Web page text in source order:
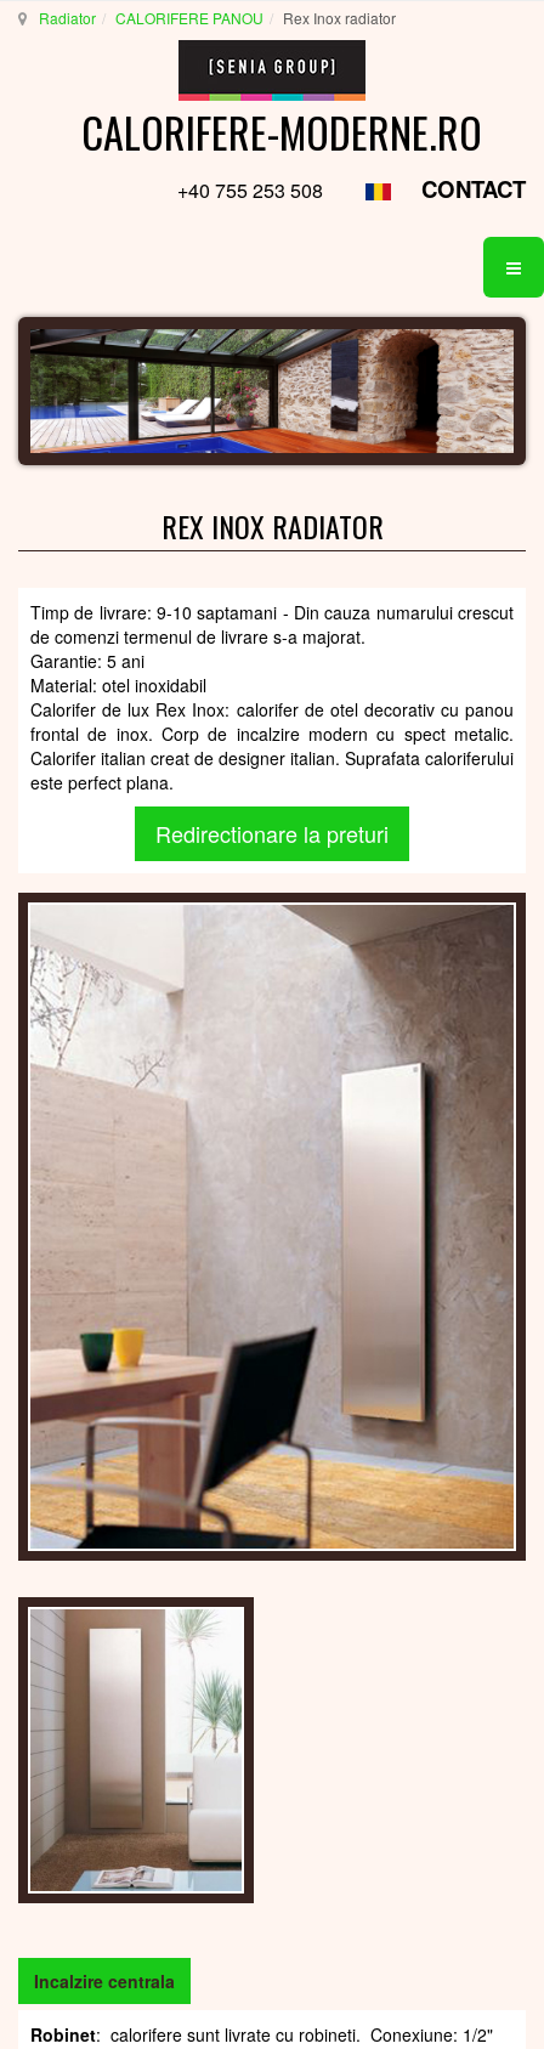
Radiator CALORIFERE PANOU Rex Inox radiator
CALORIFERE-MODERNE.RO
+40 755 253 508 CONTACT
REX INOX RADIATOR
Timp de livrare: 9-10 saptamani - Din cauza numarului crescut
de comenzi termenul de livrare s-a majorat.
Garantie: 5 ani
Material: otel inoxidabil
Calorifer de lux Rex Inox: calorifer de otel decorativ cu panou
frontal de inox. Corp de incalzire modern cu spect metalic.
Calorifer italian creat de designer italian. Suprafata caloriferului
este perfect plana.
Redirectionare la preturi
Incalzire centrala
Robinet: calorifere sunt livrate cu robineti. Conexiune: 1/2"